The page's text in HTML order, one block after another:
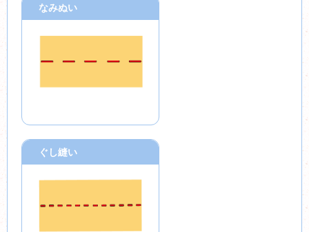
なみぬい
ぐし縫い